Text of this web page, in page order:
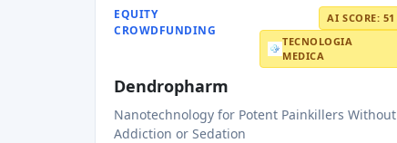
EQUITY
CROWDFUNDING
AI SCORE: 51
TECNOLOGIA
MEDICA
Dendropharm
Nanotechnology for Potent Painkillers Without
Addiction or Sedation